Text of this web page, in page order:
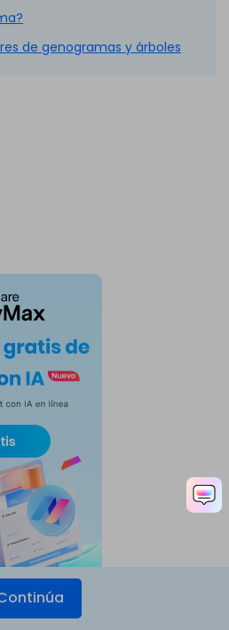
de genogramas y árboles